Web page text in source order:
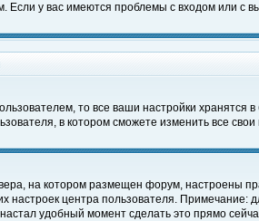
Если у вас имеются проблемы с входом или
то все ваши настройки
в котором сможете изменить все свои
на котором размещен форум, настроены
настроек центра пользователя.
удобный момент сделать это прямо